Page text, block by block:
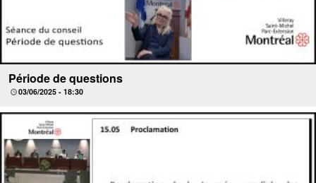
Période de questions
03/06/2025 - 18:30